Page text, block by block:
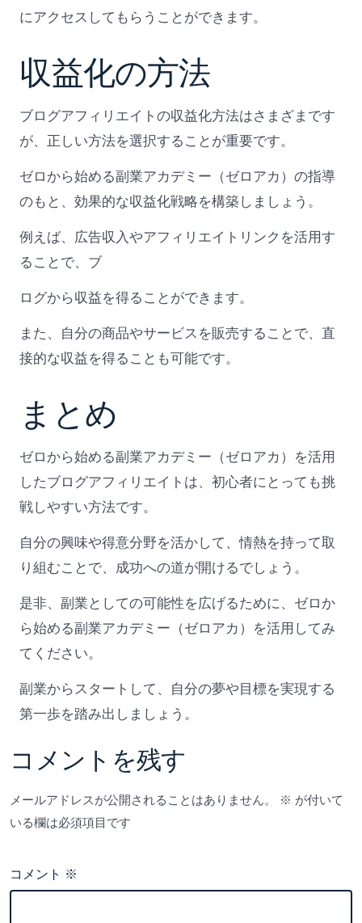
にアクセスしてもらうことができます。
収益化の方法
ブログアフィリエイトの収益化方法はさまざまです
が、正しい方法を選択することが重要です。
ゼロから始める副業アカデミー（ゼロアカ）の指導
のもと、効果的な収益化戦略を構築しましょう。
例えば、広告収入やアフィリエイトリンクを活用す
ることで、ブ
ログから収益を得ることができます。
また、自分の商品やサービスを販売することで、直
接的な収益を得ることも可能です。
まとめ
ゼロから始める副業アカデミー（ゼロアカ）を活用
したブログアフィリエイトは、初心者にとっても挑
戦しやすい方法です。
自分の興味や得意分野を活かして、情熱を持って取
り組むことで、成功への道が開けるでしょう。
是非、副業としての可能性を広げるために、ゼロか
ら始める副業アカデミー（ゼロアカ）を活用してみ
てください。
副業からスタートして、自分の夢や目標を実現する
第一歩を踏み出しましょう。
コメントを残す
メールアドレスが公開されることはありません。 ※ が付いて
いる欄は必須項目です
コメント ※